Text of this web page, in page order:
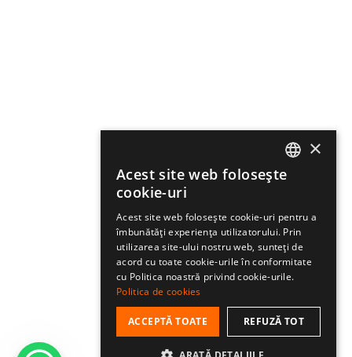
ROMANIAN
ENGLISH
×
Acest site web folosește
cookie-uri
Acest site web folosește cookie-uri pentru a
îmbunătăți experiența utilizatorului. Prin
utilizarea site-ului nostru web, sunteți de
acord cu toate cookie-urile în conformitate
cu Politica noastră privind cookie-urile.
Politica de cookies
ACCEPTĂ TOATE REFUZĂ TOT